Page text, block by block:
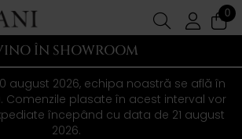
0
ÎN SHOWROOM
august 2026, echipa noastră se află în
Comenzile plasate în acest interval vor
începând cu data de 21 august
2026.